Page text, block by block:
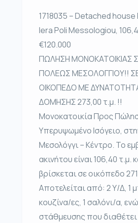
1718035 – Detached house
Iera Poli Messologiou,
€120.000
ΠΩΛΗΣΗ ΜΟΝΟΚΑΤΟΙΚΙΑΣ
ΠΟΛΕΩΣ ΜΕΣΟΛΟΓΓΙΟΥ!!
ΟΙΚΟΠΕΔΟ ΜΕ
ΔΟΜΗΣΗΣ 273,00 τ.μ. !!
Μονοκατοικία Προς
Υπερυψωμένο Ισόγειο,
Μεσολόγγι – Κέντρο. Το
ακινήτου είναι 106,40 τ.μ.
βρίσκεται σε οικόπεδο
Αποτελείται από: 2 Υ/Δ, 1
κουζίνα/ες, 1 σαλόνι/α,
στάθμευσης που διαθέτει